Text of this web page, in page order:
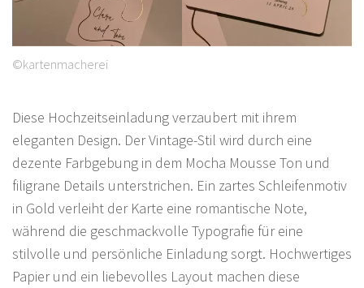
©kartenmacherei
Diese Hochzeitseinladung verzaubert mit ihrem
eleganten Design. Der Vintage-Stil wird durch eine
dezente Farbgebung in dem Mocha Mousse Ton und
filigrane Details unterstrichen. Ein zartes Schleifenmotiv
in Gold verleiht der Karte eine romantische Note,
während die geschmackvolle Typografie für eine
stilvolle und persönliche Einladung sorgt. Hochwertiges
Papier und ein liebevolles Layout machen diese